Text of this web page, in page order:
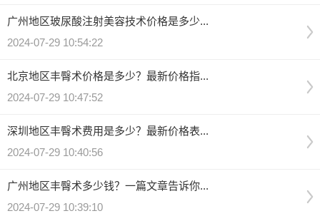
广州地区玻尿酸注射美容技术价格是多少...
2024-07-29 10:54:22
北京地区丰臀术价格是多少？最新价格指...
2024-07-29 10:47:52
深圳地区丰臀术费用是多少？最新价格表...
2024-07-29 10:40:56
广州地区丰臀术多少钱？一篇文章告诉你...
2024-07-29 10:39:10